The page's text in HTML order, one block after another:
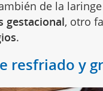
de la
gestacional, otro
.
resfriado y